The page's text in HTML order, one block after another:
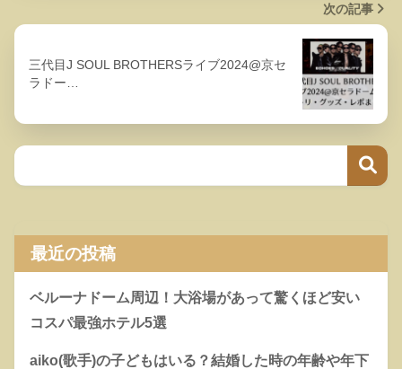
次の記事
三代目J SOUL BROTHERSライブ2024@京セ
ラドー…
最近の投稿
ベルーナドーム周辺！大浴場があって驚くほど安い
コスパ最強ホテル5選
aiko(歌手)の子どもはいる？結婚した時の年齢や年下